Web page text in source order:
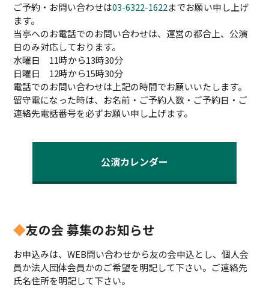
ご予約・お問い合わせは03-6322-1622までお願い申し上げ
ます。
当亭へのお電話でのお問い合わせは、運営の都合上、公演
日のみ対応しております。
水曜日 11時から13時30分
日曜日 12時から15時30分
電話でのお問い合わせは上記の時間でお願いいたします。
留守電になった時は、お名前・ご予約人数・ご予約日・ご
連絡先電話番号を必ずお願い申し上げます。
公演カレンダー
◆友の会 募集のお知らせ
お申込みは、WEB問い合わせから友の会申込とし、個人会
員か法人団体会員かのご希望を明記して下さい。ご連絡先
氏名住所を明記して下さい。